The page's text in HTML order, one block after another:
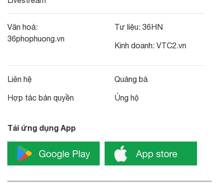
Văn hoá:
36phophuong.vn
Tư liệu: 36HN
Kinh doanh: VTC2.vn
Liên hệ
Hợp tác bản quyền
Quảng bá
Ủng hộ
Tải ứng dụng App